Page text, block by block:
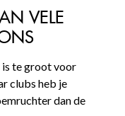
VELE
is te groot voor
clubs heb je
dan de